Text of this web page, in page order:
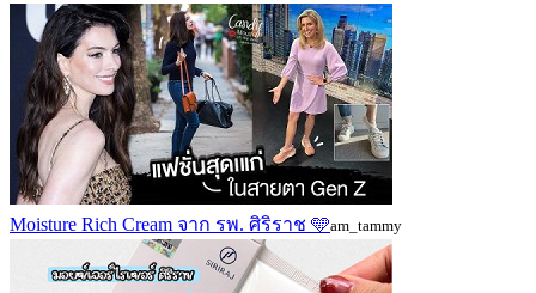
Moisture Rich Cream จาก รพ. ศิริราช 🩵am_tammy